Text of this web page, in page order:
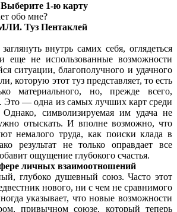
Выберите 1-ю карту
обо мне?
Туз Пентаклей
внутрь самих себя, оглядеться
еще не использованные возможности
ситуации, благополучного и удачного
которую этот туз представляет, то есть
материального, но, прежде всего,
Это — одна из самых лучших карт среди
символизируемая им удача не
отыскать. И вполне возможно, что
немалого труда, как поиски клада в
результат не только оправдает все
ощущение глубокого счастья.
личных взаимоотношений
глубоко душевный союз. Часто этот
нового, ни с чем не сравнимого
указывает, что новые возможности
привычном союзе, который теперь